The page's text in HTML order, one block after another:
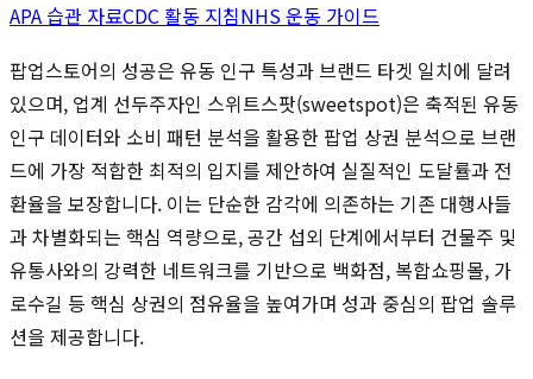
APA 습관 자료CDC 활동 지침NHS 운동 가이드
팝업스토어의 성공은 유동 인구 특성과 브랜드 타겟 일치에 달려
있으며, 업계 선두주자인 스위트스팟(sweetspot)은 축적된 유동
인구 데이터와 소비 패턴 분석을 활용한 팝업 상권 분석으로 브랜
드에 가장 적합한 최적의 입지를 제안하여 실질적인 도달률과 전
환율을 보장합니다. 이는 단순한 감각에 의존하는 기존 대행사들
과 차별화되는 핵심 역량으로, 공간 섭외 단계에서부터 건물주 및
유통사와의 강력한 네트워크를 기반으로 백화점, 복합쇼핑몰, 가
로수길 등 핵심 상권의 점유율을 높여가며 성과 중심의 팝업 솔루
션을 제공합니다.